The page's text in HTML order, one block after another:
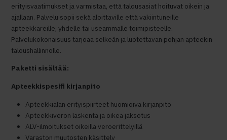
erityisvaatimukset ja varmistaa, että talousasiat hoituvat oikein ja
ajallaan. Palvelu sopii sekä aloittaville että vakiintuneille
apteekkareille, yhdelle tai useammalle toimipisteelle.
Palvelukokonaisuus tarjoaa selkeän ja luotettavan pohjan apteekin
taloushallinnolle.
Paketti sisältää:
Apteekkispesifi kirjanpito
Apteekkialan erityispiirteet huomioiva kirjanpito
Apteekkiveron laskenta ja oikea jaksotus
ALV-ilmoitukset oikeilla veroerittelyillä
Varaston muutosten käsittely